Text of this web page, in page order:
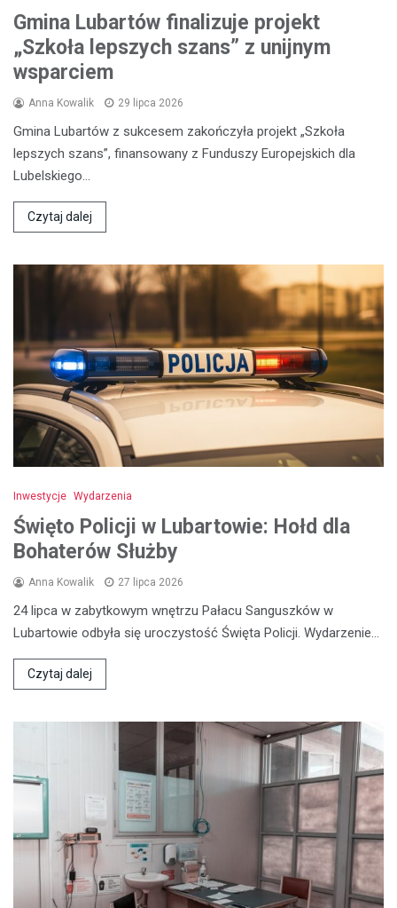
Gmina Lubartów finalizuje projekt
„Szkoła lepszych szans” z unijnym
wsparciem
Anna Kowalik 29 lipca 2026
Gmina Lubartów z sukcesem zakończyła projekt „Szkoła
lepszych szans”, finansowany z Funduszy Europejskich dla
Lubelskiego…
Czytaj dalej
Inwestycje Wydarzenia
Święto Policji w Lubartowie: Hołd dla
Bohaterów Służby
Anna Kowalik 27 lipca 2026
24 lipca w zabytkowym wnętrzu Pałacu Sanguszków w
Lubartowie odbyła się uroczystość Święta Policji. Wydarzenie…
Czytaj dalej